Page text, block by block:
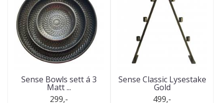
Sense Bowls sett á 3
Matt ...
299,-
Sense Classic Lysestake
Gold
499,-